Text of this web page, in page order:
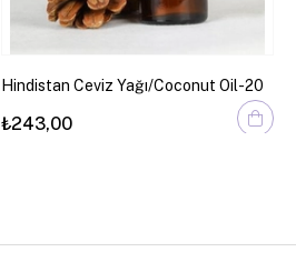
Hindistan Ceviz Yağı/Coconut Oil-20
₺243,00